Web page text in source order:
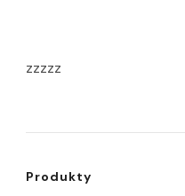
zzzzz
Produkty